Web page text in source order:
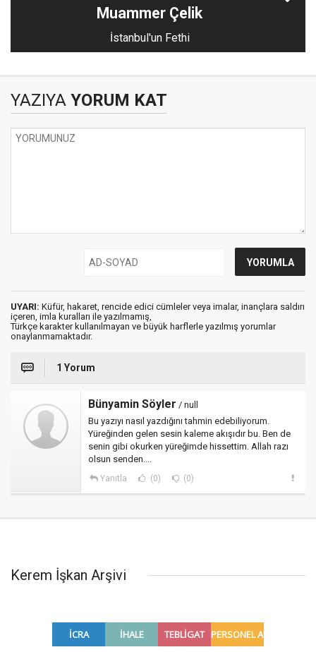
Muammer Çelik
İstanbul'un Fethi
YAZIYA YORUM KAT
UYARI: Küfür, hakaret, rencide edici cümleler veya imalar, inançlara saldırı
içeren, imla kuralları ile yazılmamış,
Türkçe karakter kullanılmayan ve büyük harflerle yazılmış yorumlar
onaylanmamaktadır.
1 Yorum
Bünyamin Söyler / null
Bu yazıyı nasıl yazdığını tahmin edebiliyorum.
Yüreğinden gelen sesin kaleme akışıdır bu. Ben de
senin gibi okurken yüreğimde hissettim. Allah razı
olsun senden....
Yanıtla (0) (0)
Kerem İşkan Arşivi